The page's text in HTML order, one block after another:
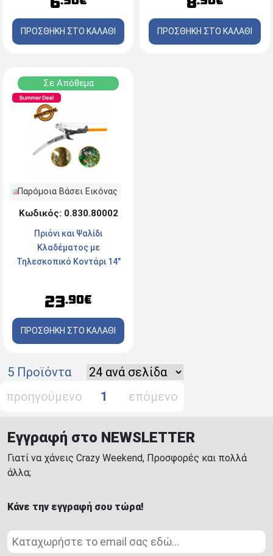
ΠΡΟΣΘΗΚΗ ΣΤΟ ΚΑΛΑΘΙ ΠΡΟΣΘΗΚΗ ΣΤΟ ΚΑΛΑΘΙ
Σε Απόθεμα
Παρόμοια Βάσει Εικόνας
Κωδικός: 0.830.80002
Πριόνι και Ψαλίδι
Κλαδέματος με
Τηλεσκοπικό Κοντάρι 14"
23.90€
ΠΡΟΣΘΗΚΗ ΣΤΟ ΚΑΛΑΘΙ
5 Προϊόντα
προηγούμενο
1 επόμενο
Εγγραφή στο NEWSLETTER
Γιατί να χάνεις Crazy Weekend, Προσφορές και πολλά
άλλα;
Κάνε την εγγραφή σου τώρα!